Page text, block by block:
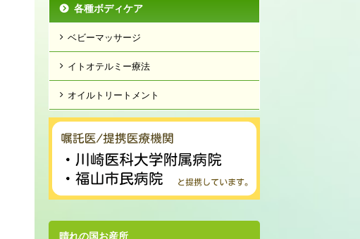
各種ボディケア
ベビーマッサージ
イトオテルミー療法
オイルトリートメント
晴れの国お産所